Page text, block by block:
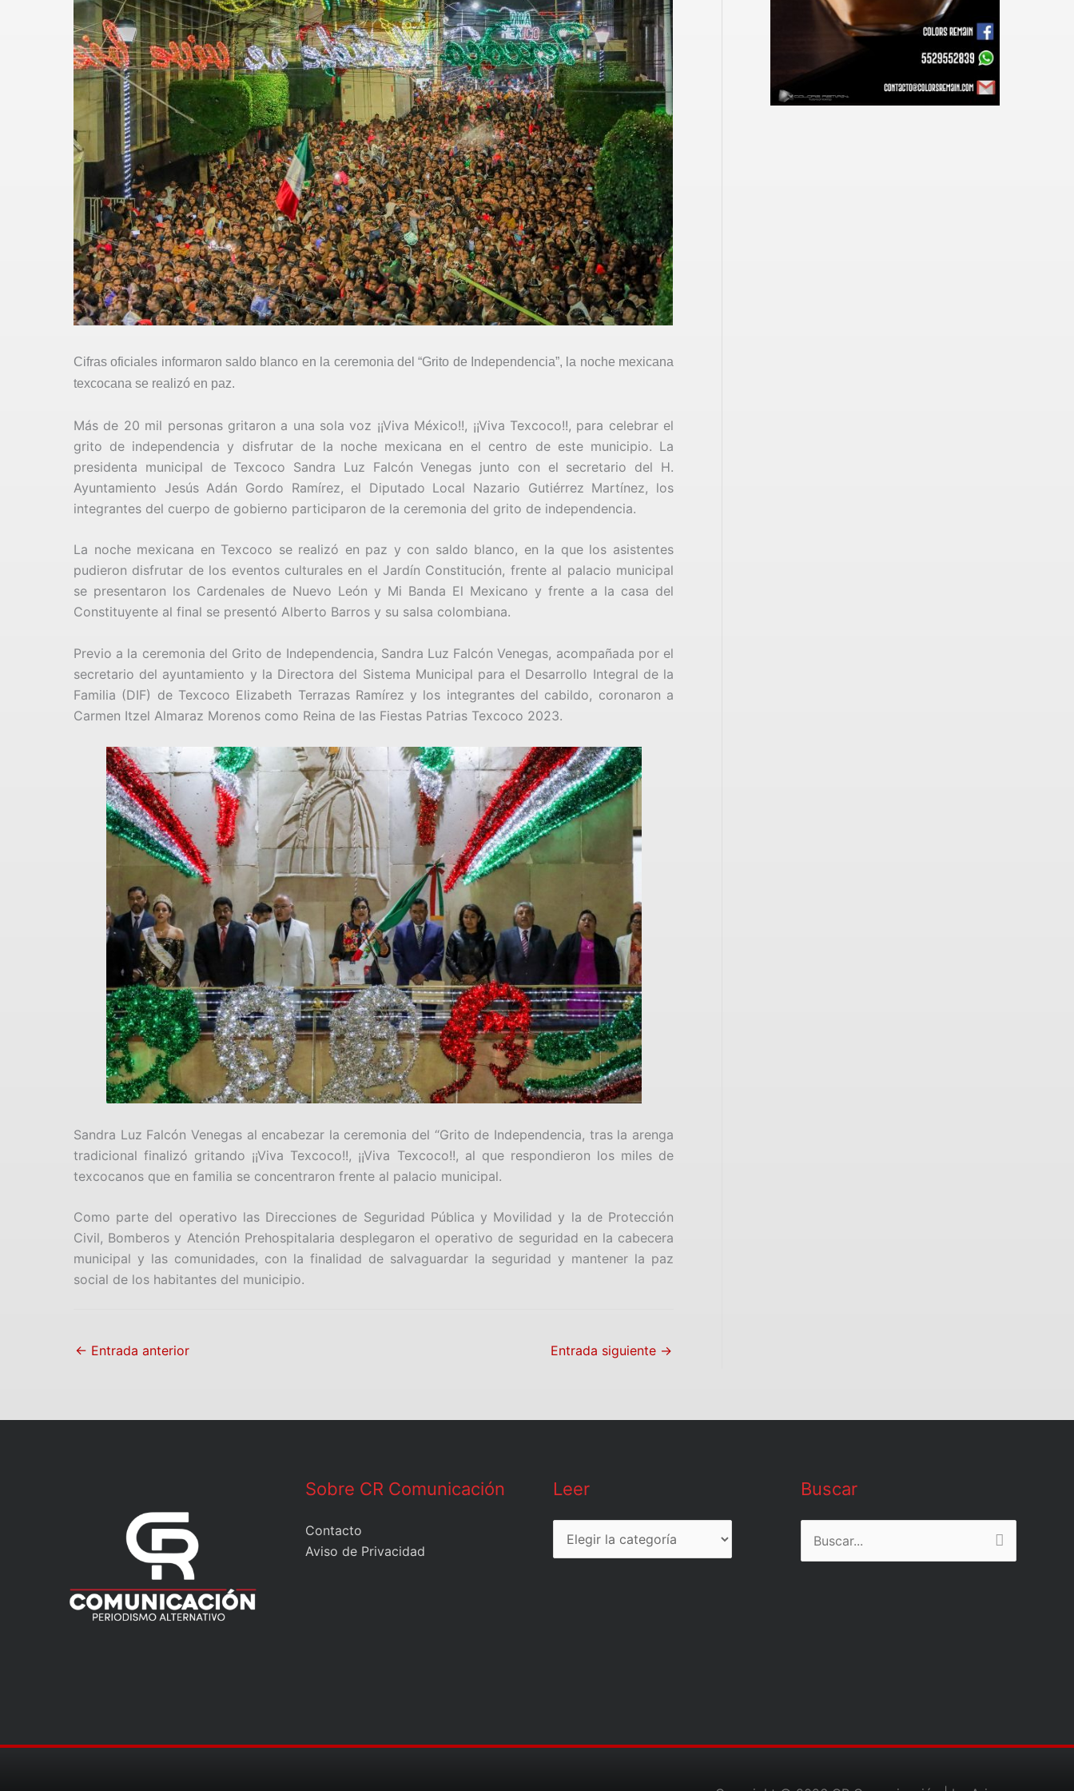
Cifras oficiales informaron saldo blanco en la ceremonia del “Grito de Independencia”, la noche mexicana
texcocana se realizó en paz.
Más de 20 mil personas gritaron a una sola voz ¡¡Viva México!!, ¡¡Viva Texcoco!!, para celebrar el
grito de independencia y disfrutar de la noche mexicana en el centro de este municipio. La
presidenta municipal de Texcoco Sandra Luz Falcón Venegas junto con el secretario del H.
Ayuntamiento Jesús Adán Gordo Ramírez, el Diputado Local Nazario Gutiérrez Martínez, los
integrantes del cuerpo de gobierno participaron de la ceremonia del grito de independencia.
La noche mexicana en Texcoco se realizó en paz y con saldo blanco, en la que los asistentes
pudieron disfrutar de los eventos culturales en el Jardín Constitución, frente al palacio municipal
se presentaron los Cardenales de Nuevo León y Mi Banda El Mexicano y frente a la casa del
Constituyente al final se presentó Alberto Barros y su salsa colombiana.
Previo a la ceremonia del Grito de Independencia, Sandra Luz Falcón Venegas, acompañada por el
secretario del ayuntamiento y la Directora del Sistema Municipal para el Desarrollo Integral de la
Familia (DIF) de Texcoco Elizabeth Terrazas Ramírez y los integrantes del cabildo, coronaron a
Carmen Itzel Almaraz Morenos como Reina de las Fiestas Patrias Texcoco 2023.
Sandra Luz Falcón Venegas al encabezar la ceremonia del “Grito de Independencia, tras la arenga
tradicional finalizó gritando ¡¡Viva Texcoco!!, ¡¡Viva Texcoco!!, al que respondieron los miles de
texcocanos que en familia se concentraron frente al palacio municipal.
Como parte del operativo las Direcciones de Seguridad Pública y Movilidad y la de Protección
Civil, Bomberos y Atención Prehospitalaria desplegaron el operativo de seguridad en la cabecera
municipal y las comunidades, con la finalidad de salvaguardar la seguridad y mantener la paz
social de los habitantes del municipio.
← Entrada anterior Entrada siguiente →
Sobre CR Comunicación
Contacto
Aviso de Privacidad
Leer
Leer Buscar
Buscar
por: